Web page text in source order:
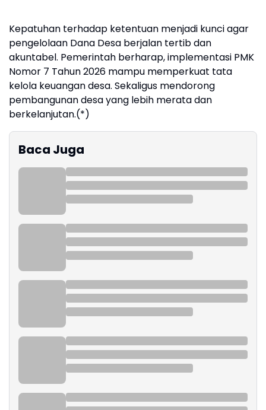
Kepatuhan terhadap ketentuan menjadi kunci agar
pengelolaan Dana Desa berjalan tertib dan
akuntabel. Pemerintah berharap, implementasi PMK
Nomor 7 Tahun 2026 mampu memperkuat tata
kelola keuangan desa. Sekaligus mendorong
pembangunan desa yang lebih merata dan
berkelanjutan.(*)
Baca Juga